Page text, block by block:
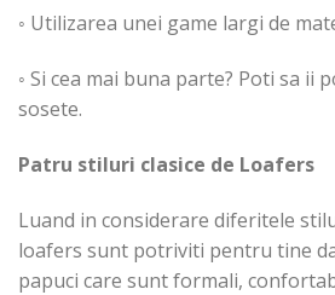
◦ Utilizarea unei game largi de
◦ Si cea mai buna parte? Poti sa ii
sosete.
Patru stiluri clasice de Loafers
Luand in considerare diferitele
loafers sunt potriviti pentru tine
papuci care sunt formali,